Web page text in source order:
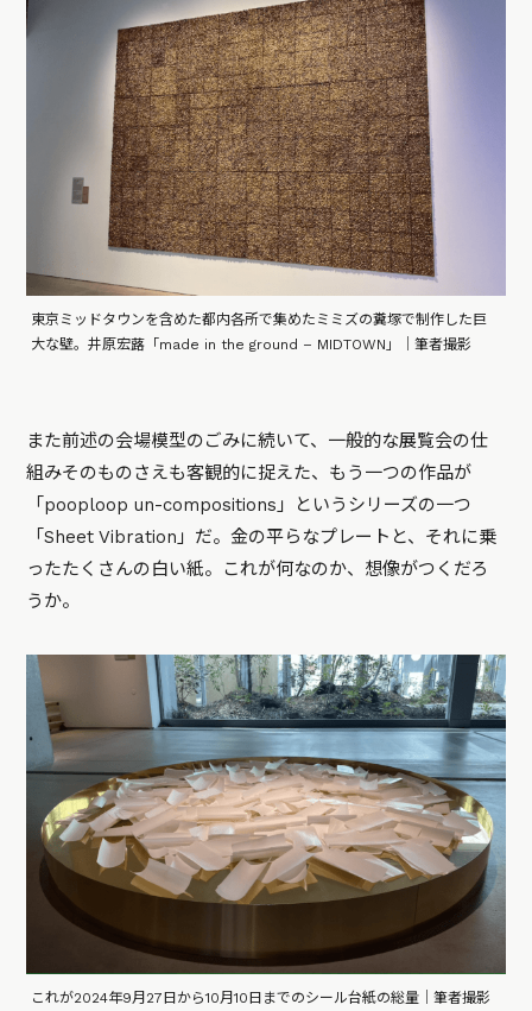
東京ミッドタウンを含めた都内各所で集めたミミズの糞塚で制作した巨
大な壁。井原宏蕗「made in the ground – MIDTOWN」｜筆者撮影
また前述の会場模型のごみに続いて、一般的な展覧会の仕
組みそのものさえも客観的に捉えた、もう一つの作品が
「pooploop un-compositions」というシリーズの一つ
「Sheet Vibration」だ。金の平らなプレートと、それに乗
ったたくさんの白い紙。これが何なのか、想像がつくだろ
うか。
これが2024年9月27日から10月10日までのシール台紙の総量｜筆者撮影